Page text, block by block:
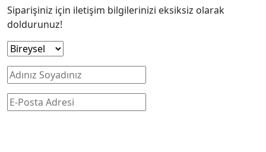
Siparişiniz için iletişim bilgilerinizi eksiksiz olarak
doldurunuz!